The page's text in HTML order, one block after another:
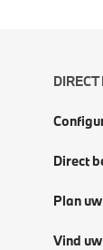
Direct
Plan
Vind